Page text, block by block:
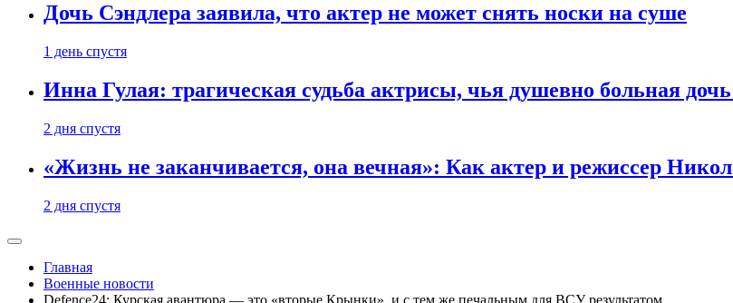
Дочь Сэндлера заявила, что актер не может снять носки на суше
1 день спустя
Инна Гулая: трагическая судьба актрисы, чья душевно больная
2 дня спустя
«Жизнь не заканчивается, она вечная»: Как актер и режиссер
2 дня спустя
Главная
Военные новости
Defence24: Курская авантюра — это «вторые Крынки», и с тем же печальным для ВСУ результатом